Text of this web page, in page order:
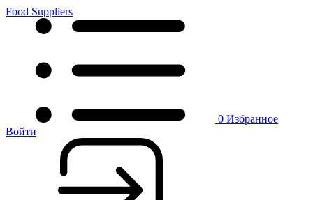
Food Suppliers
0 Избранное
Войти